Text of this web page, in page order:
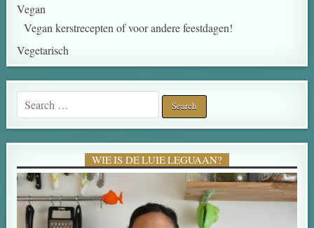
Vegan
Vegan kerstrecepten of voor andere feestdagen!
Vegetarisch
Search for:
WIE IS DE LUIE LEGUAAN?